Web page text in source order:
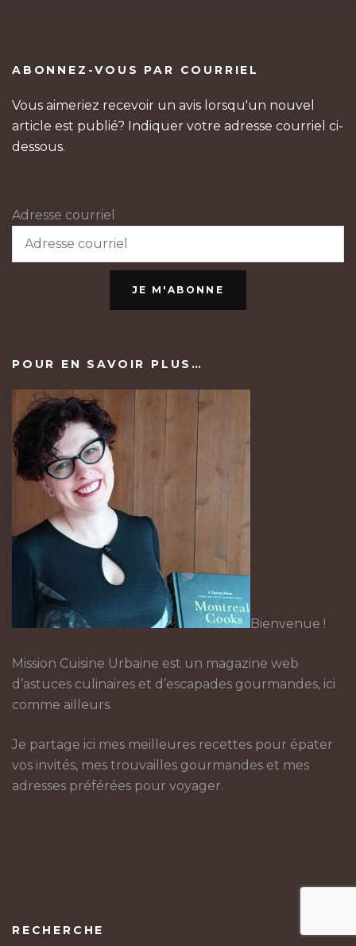
ABONNEZ-VOUS PAR COURRIEL
Vous aimeriez recevoir un avis lorsqu'un nouvel
article est publié? Indiquer votre adresse courriel ci-
dessous.
Adresse courriel
JE M'ABONNE
POUR EN SAVOIR PLUS…
Bienvenue !
Mission Cuisine Urbaine est un magazine web
d’astuces culinaires et d’escapades gourmandes, ici
comme ailleurs.
Je partage ici mes meilleures recettes pour épater
vos invités, mes trouvailles gourmandes et mes
adresses préférées pour voyager.
RECHERCHE